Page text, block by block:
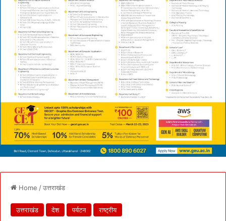
Home /उत्तराखंड
उत्तराखंड देश पर्यटन राष्ट्रीय